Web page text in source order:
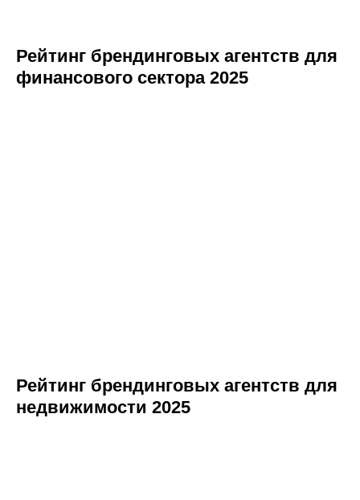
Рейтинг брендинговых агентств для
финансового сектора 2025
Рейтинг брендинговых агентств для
недвижимости 2025